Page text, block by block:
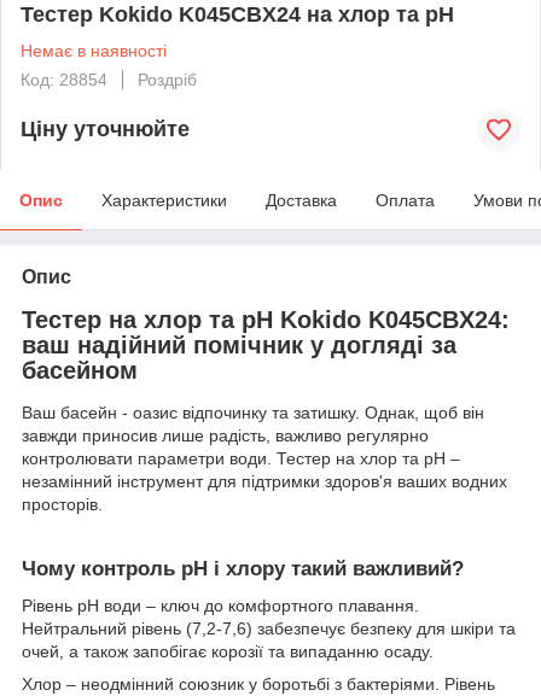
Тестер Kokido K045CBX24 на хлор та pH
Немає в наявності
Код: 28854
Роздріб
Ціну уточнюйте
Опис Характеристики Доставка Оплата Умови
Опис
Тестер на хлор та рН Kokido K045CBX24:
ваш надійний помічник у догляді за
басейном
Ваш басейн - оазис відпочинку та затишку. Однак, щоб він
завжди приносив лише радість, важливо регулярно
контролювати параметри води. Тестер на хлор та рН –
незамінний інструмент для підтримки здоров'я ваших водних
просторів.
Чому контроль рН і хлору такий важливий?
Рівень рН води – ключ до комфортного плавання.
Нейтральний рівень (7,2-7,6) забезпечує безпеку для шкіри та
очей, а також запобігає корозії та випаданню осаду.
Хлор – неодмінний союзник у боротьбі з бактеріями. Рівень